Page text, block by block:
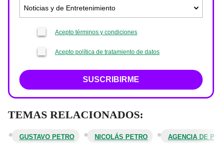
Acepto términos y condiciones
Acepto política de tratamiento de datos
SUSCRIBIRME
TEMAS RELACIONADOS:
GUSTAVO PETRO NICOLÁS PETRO AGENCIA DE